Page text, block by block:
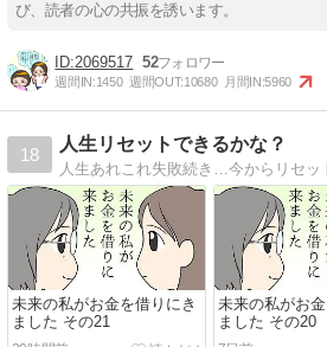
び、読者の心の共振を誘います。
2069517 52
週間IN:1450 週間OUT:10680 月間IN:5960
18
人生リセットできるかな？
未来の私がお金を借りにき
ました その21
未来の私がお
ました その20